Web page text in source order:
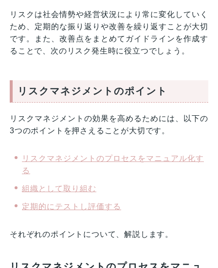
リスクは社会情勢や経営状況により常に変化していく
ため、定期的な振り返りや改善を繰り返すことが大切
です。また、改善点をまとめてガイドラインを作成す
ることで、次のリスク発生時に役立つでしょう。
リスクマネジメントのポイント
リスクマネジメントの効果を高めるためには、以下の
3つのポイントを押さえることが大切です。
リスクマネジメントのプロセスをマニュアル化す
る
組織として取り組む
定期的にテストし評価する
それぞれのポイントについて、解説します。